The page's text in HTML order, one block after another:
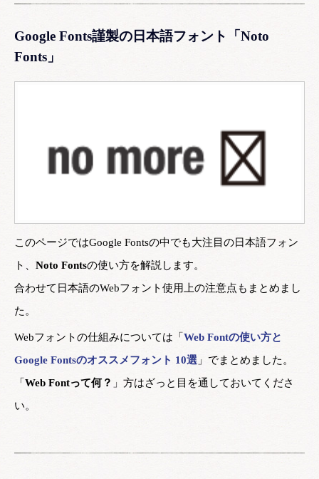
Google Fonts謹製の日本語フォント「Noto
Fonts」
このページではGoogle Fontsの中でも大注目の日本語フォン
ト、 Noto Fontsの使い方を解説します。
合わせて日本語のWebフォント使用上の注意点もまとめまし
た。
Webフォントの仕組みについては「 Web Fontの使い方と
Google Fontsのオススメフォント 10選 」でまとめました。
「 Web Fontって何？ 」方はざっと目を通しておいてくださ
い。